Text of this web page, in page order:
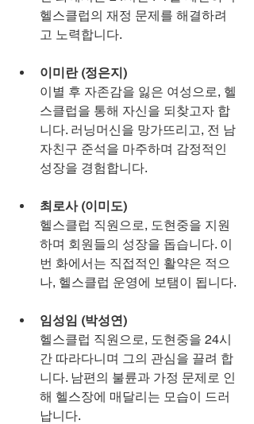
헬스클럽의 재정 문제를 해결하려
고 노력합니다.
이미란 (정은지)
이별 후 자존감을 잃은 여성으로, 헬
스클럽을 통해 자신을 되찾고자 합
니다. 러닝머신을 망가뜨리고, 전 남
자친구 준석을 마주하며 감정적인
성장을 경험합니다.
최로사 (이미도)
헬스클럽 직원으로, 도현중을 지원
하며 회원들의 성장을 돕습니다. 이
번 화에서는 직접적인 활약은 적으
나, 헬스클럽 운영에 보탬이 됩니다.
임성임 (박성연)
헬스클럽 직원으로, 도현중을 24시
간 따라다니며 그의 관심을 끌려 합
니다. 남편의 불륜과 가정 문제로 인
해 헬스장에 매달리는 모습이 드러
납니다.